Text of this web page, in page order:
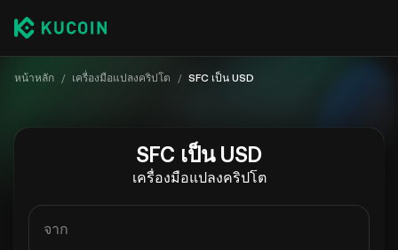
หน้าหลัก / เครื่องมือแปลงคริปโต / SFC เป็น USD
SFC เป็น USD
เครื่องมือแปลงคริปโต
จาก